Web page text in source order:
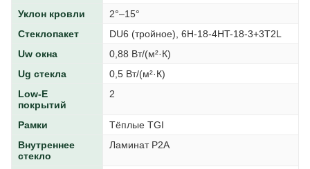
Уклон кровли
2°–15°
Стеклопакет
DU6 (тройное), 6H-18-4HT-18-3+3T2L
Uw окна
0,88 Вт/(м²·К)
Ug стекла
0,5 Вт/(м²·К)
Low-E
покрытий
2
Рамки
Тёплые TGI
Внутреннее
стекло
Ламинат P2A